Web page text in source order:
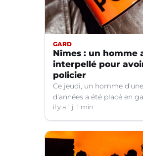
GARD
Nîmes : un homme
interpellé pour
policier
Ce jeudi, un homme
d'années a été placé en
frappé un policier hors
il y a 1 j 1 min